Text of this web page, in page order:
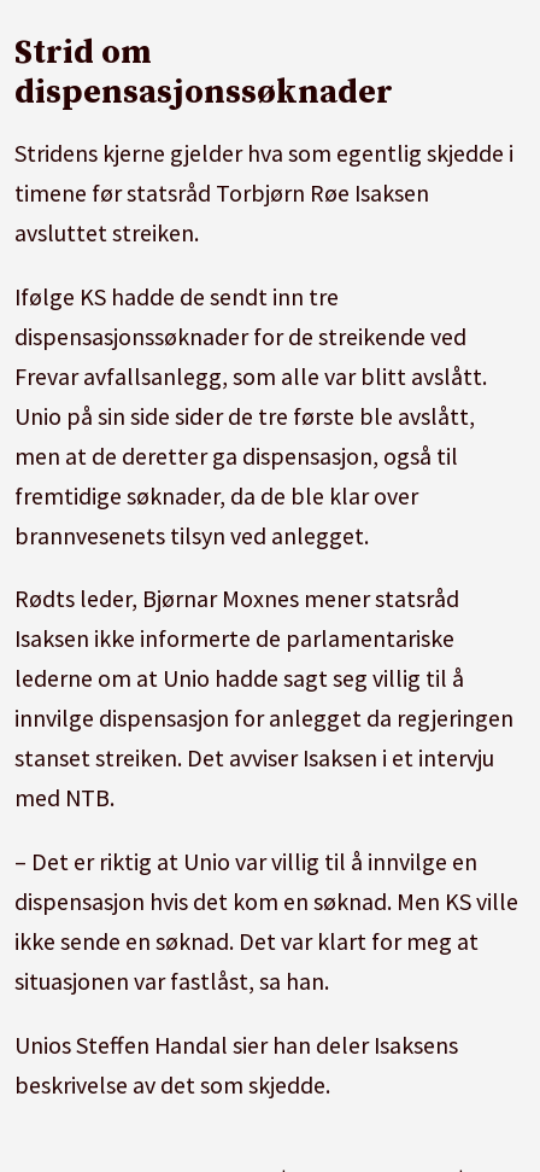
Strid om
dispensasjonssøknader
Stridens kjerne gjelder hva som egentlig skjedde i
timene før statsråd Torbjørn Røe Isaksen
avsluttet streiken.
Ifølge KS hadde de sendt inn tre
dispensasjonssøknader for de streikende ved
Frevar avfallsanlegg, som alle var blitt avslått.
Unio på sin side sider de tre første ble avslått,
men at de deretter ga dispensasjon, også til
fremtidige søknader, da de ble klar over
brannvesenets tilsyn ved anlegget.
Rødts leder, Bjørnar Moxnes mener statsråd
Isaksen ikke informerte de parlamentariske
lederne om at Unio hadde sagt seg villig til å
innvilge dispensasjon for anlegget da regjeringen
stanset streiken. Det avviser Isaksen i et intervju
med NTB.
– Det er riktig at Unio var villig til å innvilge en
dispensasjon hvis det kom en søknad. Men KS ville
ikke sende en søknad. Det var klart for meg at
situasjonen var fastlåst, sa han.
Unios Steffen Handal sier han deler Isaksens
beskrivelse av det som skjedde.